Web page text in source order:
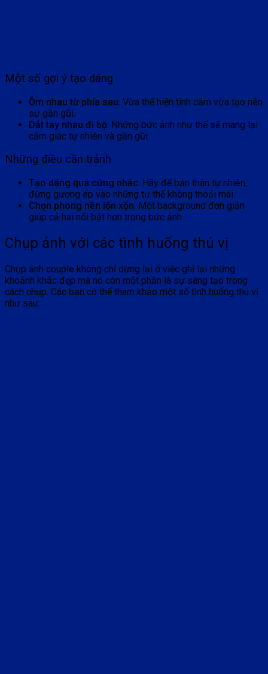
Một số gợi ý tạo dáng
Ôm nhau từ phía sau: Vừa thể hiện tình cảm vừa tạo nên
sự gần gũi.
Dắt tay nhau đi bộ: Những bức ảnh như thế sẽ mang lại
cảm giác tự nhiên và gần gũi.
Những điều cần tránh
Tạo dáng quá cứng nhắc: Hãy để bản thân tự nhiên,
đừng gượng ép vào những tư thế không thoải mái.
Chọn phong nền lộn xộn: Một background đơn giản
giúp cả hai nổi bật hơn trong bức ảnh.
Chụp ảnh với các tình huống thú vị
Chụp ảnh couple không chỉ dừng lại ở việc ghi lại những
khoảnh khắc đẹp mà nó còn một phần là sự sáng tạo trong
cách chụp. Các bạn có thể tham khảo một số tình huống thú vị
như sau: